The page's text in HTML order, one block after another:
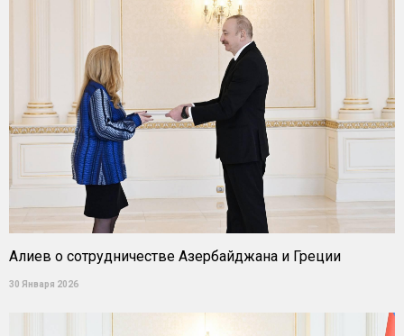
Алиев о сотрудничестве Азербайджана и Греции
30 Января 2026